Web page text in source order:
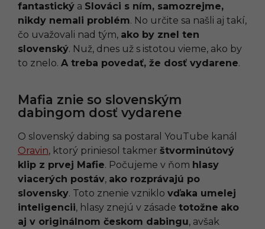
fantastický a Slováci s ním, samozrejme,
nikdy nemali problém. No určite sa našli aj takí,
čo uvažovali nad tým, ako by znel ten
slovenský. Nuž, dnes už s istotou vieme, ako by
to znelo. A treba povedať, že dosť vydarene.
Mafia znie so slovenským
dabingom dosť vydarene
O slovenský dabing sa postaral YouTube kanál
Oravin, ktorý priniesol takmer štvorminútový
klip z prvej Mafie. Počujeme v ňom hlasy
viacerých postáv, ako rozprávajú po
slovensky. Toto znenie vzniklo vďaka umelej
inteligencii, hlasy znejú v zásade totožne ako
aj v originálnom českom dabingu, avšak